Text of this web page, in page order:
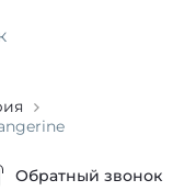
Обратный звонок